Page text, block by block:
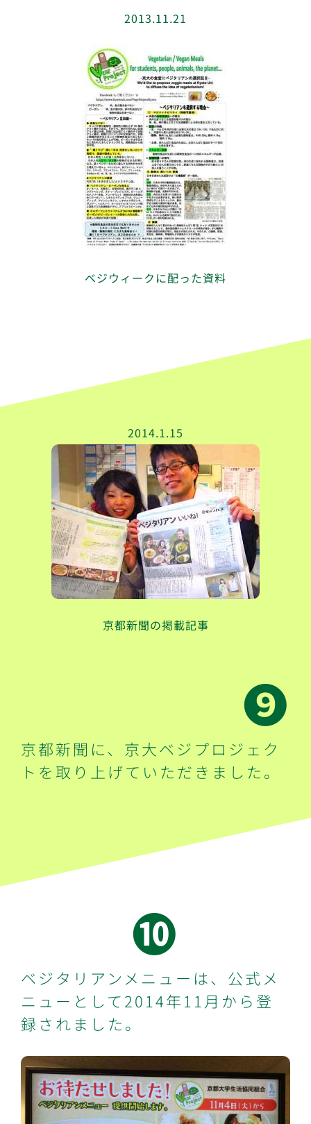
2013.11.21
ベジウィークに配った資料
2014.1.15
京都新聞の掲載記事
➒
京都新聞に、京大ベジプロジェク
トを取り上げていただきました。
➓
ベジタリアンメニューは、公式メ
ニューとして2014年11月から登
録されました。